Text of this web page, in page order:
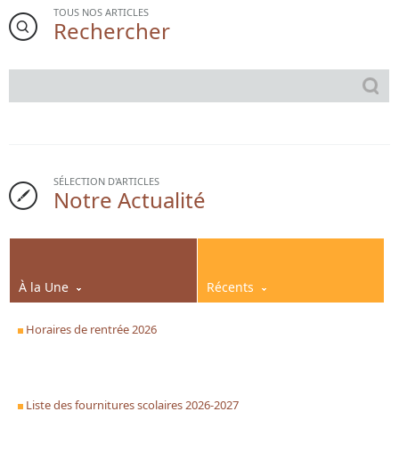
TOUS NOS ARTICLES
Rechercher
SÉLECTION D'ARTICLES
Notre Actualité
À la Une Récents
Horaires de rentrée 2026
Liste des fournitures scolaires 2026-2027